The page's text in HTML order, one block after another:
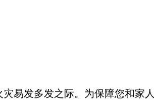
易发多发之际。为保障您和家